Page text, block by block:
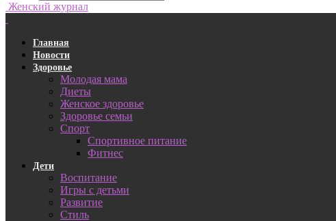
Женский журнал
Главная
Новости
Здоровье
Молодая мама
Диеты
Женское здоровье
Здоровье семьи
Спорт
Спортивное питание
Фитнес
Дети
Воспитание
Игры с детьми
Развитие
Стиль